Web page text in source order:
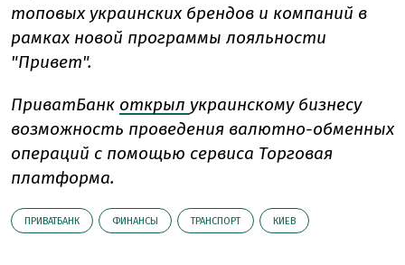
топовых украинских брендов и компаний в
рамках новой программы лояльности
"Привет".
ПриватБанк открыл украинскому бизнесу
возможность проведения валютно-обменных
операций с помощью сервиса Торговая
платформа.
ПРИВАТБАНК ФИНАНСЫ ТРАНСПОРТ КИЕВ